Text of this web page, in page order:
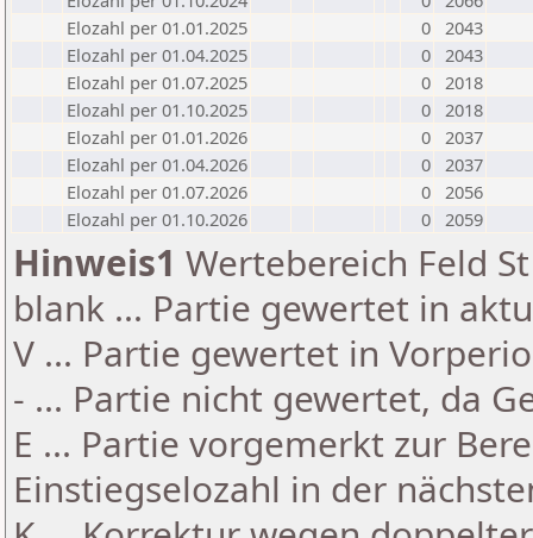
Elozahl per 01.01.2025
0 2043
Elozahl per 01.04.2025
0 2043
Elozahl per 01.07.2025
0 2018
Elozahl per 01.10.2025
0 2018
Elozahl per 01.01.2026
0 2037
Elozahl per 01.04.2026
0 2037
Elozahl per 01.07.2026
0 2056
Elozahl per 01.10.2026
0 2059
Hinweis1 Wertebereich Feld
blank ... Partie gewertet in
V ... Partie gewertet in
- ... Partie nicht gewertet, da
E ... Partie vorgemerkt zur
Einstiegselozahl in der